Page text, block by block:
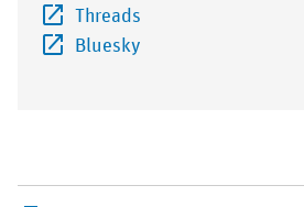
Threads
Bluesky